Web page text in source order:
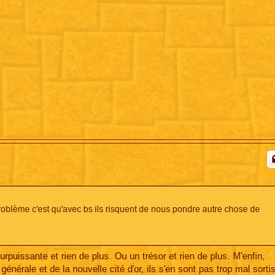
c'est qu'avec bs ils risquent de nous pondre autre chose de
et rien de plus. Ou un trésor et rien de plus. M'enfin,
et de la nouvelle cité d'or, ils s'en sont pas trop mal sortis.